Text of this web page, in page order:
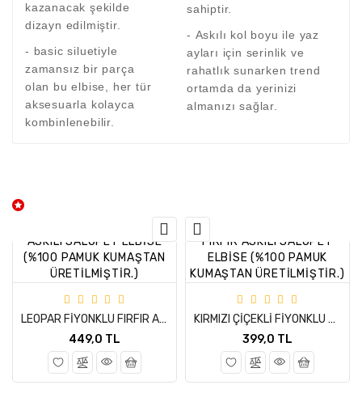
kazanacak şekilde
dizayn edilmiştir.
- basic siluetiyle
zamansız bir parça
olan bu elbise, her tür
aksesuarla kolayca
kombinlenebilir.
sahiptir.
- Askılı kol boyu ile yaz
ayları için serinlik ve
rahatlık sunarken trend
ortamda da yerinizi
almanızı sağlar.
LEOPAR FİYONKLU FIRFIR ASKILI SALOPET ELBİSE (%100 PAMUK KUMAŞTAN ÜRETİLMİŞTİR.)
449,0 TL
KIRMIZI ÇİÇEKLİ FİYONKLU FIRFIR ASKILI SALOPET ELBİSE (%100 PAMUK KUMAŞTAN ÜRETİLMİŞTİR.)
399,0 TL